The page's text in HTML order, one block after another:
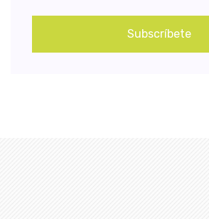
Subscríbete